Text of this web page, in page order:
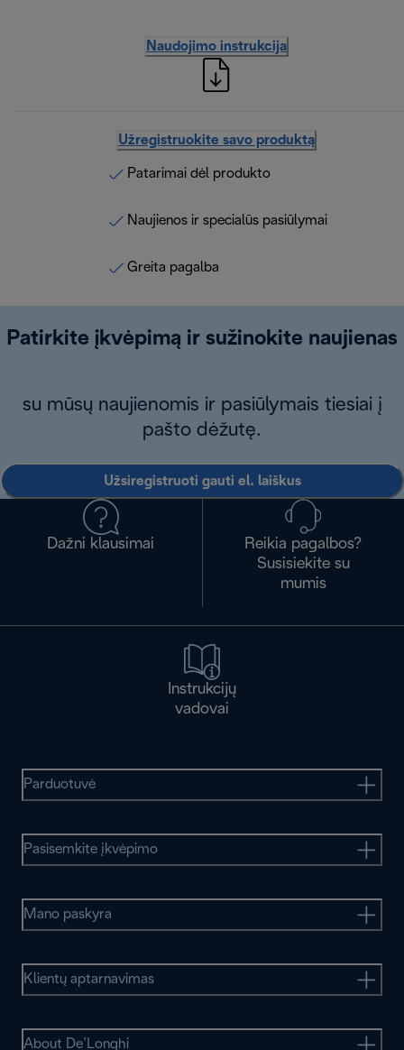
Naudojimo instrukcija
Užregistruokite savo produktą
Patarimai dėl produkto
Naujienos ir specialūs pasiūlymai
Greita pagalba
Patirkite įkvėpimą ir sužinokite naujienas
su mūsų naujienomis ir pasiūlymais tiesiai į
pašto dėžutę.
Užsiregistruoti gauti el. laiškus
Dažni klausimai
Reikia pagalbos?
Susisiekite su
mumis
Instrukcijų
vadovai
Parduotuvė
Pasisemkite įkvėpimo
Mano paskyra
Klientų aptarnavimas
About De’Longhi